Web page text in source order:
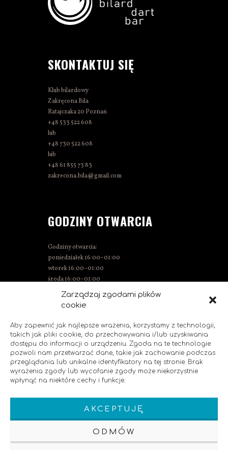
Zarządzaj zgodami plików
cookie
Aby zapewnić jak najlepsze wrażenia, korzystamy z technologii,
takich jak pliki cookie, do przechowywania i/lub uzyskiwania
dostępu do informacji o urządzeniu. Zgoda na te technologie
pozwoli nam przetwarzać dane, takie jak zachowanie podczas
przeglądania lub unikalne identyfikatory na tej stronie. Brak
wyrażenia zgody lub wycofanie zgody może niekorzystnie
wpłynąć na niektóre cechy i funkcje.
AKCEPTUJĘ
ODMÓW
SKONTAKTUJ SIĘ
Klub bilardowy
Zakręcona Bila
Ratajczaka 20 Poznań
+48 533 522 608
lub
+48 730 522 608
lub
+48 61 855 73 83
zakrecona.bila@gmail.com
GODZINY OTWARCIA
Godziny otwarcia:
poniedziałek 16:00–01:00
wtorek 16:00–01:00
środa 16:00–01:00
czwartek 15:00–01:00
piątek 15:00–02:00
niedziela 14:00–00:00
SOCIAL MEDIA